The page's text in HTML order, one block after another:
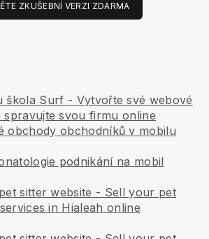
ZKUŠEBNÍ VERZI ZDARMA
škola Surf - Vytvořte své webové
spravujte svou firmu online
obchody obchodníků v mobilu
podnikání na mobil
sitter website - Sell your pet
in Hialeah online